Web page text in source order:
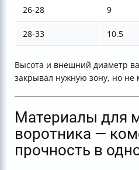
26-28 9
28-33 10.5
Высота и внешний диаметр
закрывал нужную зону, но не
Материалы для
воротника —
прочность в